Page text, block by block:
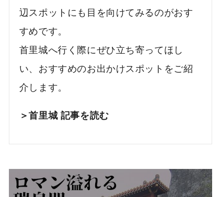
辺スポットにも目を向けてみるのがおす
すめです。
首里城へ行く際にぜひ立ち寄ってほし
い、おすすめのお出かけスポットをご紹
介します。
＞首里城 記事を読む